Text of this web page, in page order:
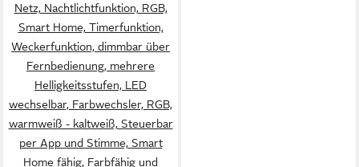
Netz, Nachtlichtfunktion, RGB,
Smart Home, Timerfunktion,
Weckerfunktion, dimmbar über
Fernbedienung, mehrere
Helligkeitsstufen, LED
wechselbar, Farbwechsler, RGB,
warmweiß - kaltweiß, Steuerbar
per App und Stimme, Smart
Home fähig, Farbfähig und